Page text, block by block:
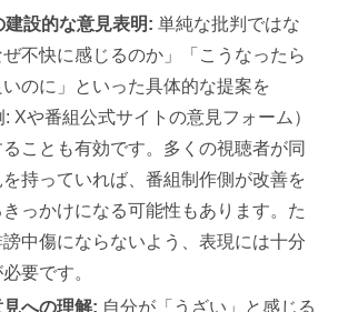
建設的な意見表明: 単純な批判ではな
ぜ不快に感じるのか」「こうなったら
いのに」といった具体的な提案を
Xや番組公式サイトの意見フォーム）
ことも有効です。多くの視聴者が同
持っていれば、番組制作側が改善を
っかけになる可能性もあります。た
中傷にならないよう、表現には十分
要です。
への理解: 自分が「うざい」と感じる